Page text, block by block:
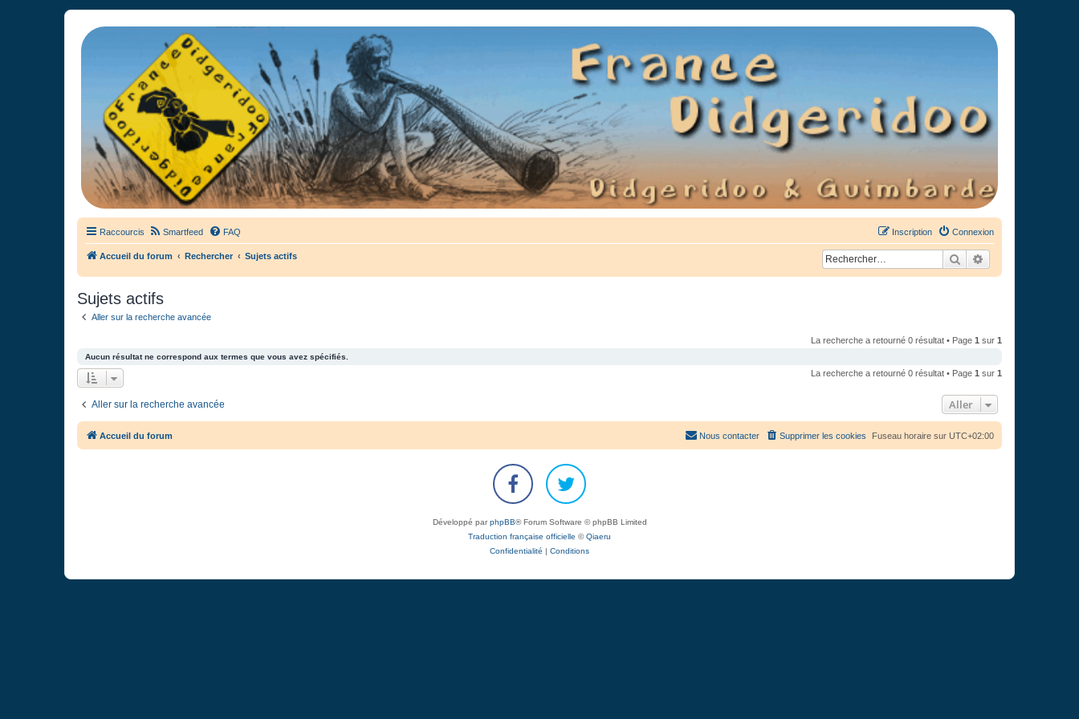
France Didgeridoo
Didgeridoo et Guimbarde sur France Didgeridoo - retrouvez la communauté.
Raccourcis Smartfeed FAQ Connexion
Inscription
Accueil du forum Rechercher Sujets actifs Rechercher
Sujets actifs
Aller sur la recherche avancée
La recherche a retourné 0 résultat • Page 1 sur 1
Aucun résultat ne correspond aux termes que vous avez spécifiés.
La recherche a retourné 0 résultat • Page 1 sur 1
Aller sur la recherche avancée Aller
Accueil du forum Fuseau horaire sur UTC+02:00
Supprimer les cookies
Nous contacter
Développé parphpBB® Forum Software © phpBB Limited
Traduction française officielle ©Qiaeru
Confidentialité | Conditions